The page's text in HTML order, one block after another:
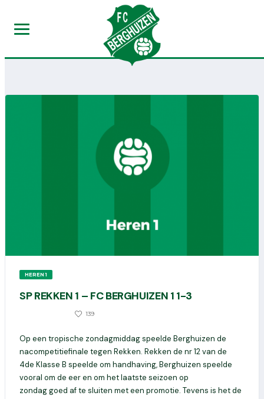
HEREN 1
SP REKKEN 1 – FC BERGHUIZEN 1 1-3
139
Op een tropische zondagmiddag speelde Berghuizen de
nacompetitiefinale tegen Rekken. Rekken de nr12 van de
4de Klasse B speelde om handhaving,Berghuizen speelde
vooral om de eer en om het laatste seizoen op
zondaggoed af te sluiten met een promotie. Tevens is het de